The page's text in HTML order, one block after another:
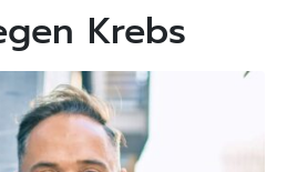
Krebs